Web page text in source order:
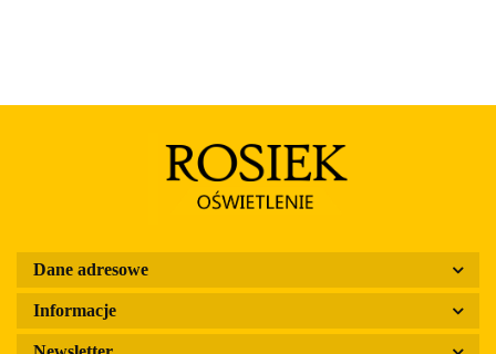
Dane adresowe
Informacje